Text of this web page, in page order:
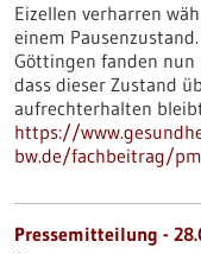
Eizellen verharren
einem
Göttingen fanden nun
dass dieser Zustand
aufrechterhalten
https://
bw.de/fachbeitrag/
Pressemitteilung -